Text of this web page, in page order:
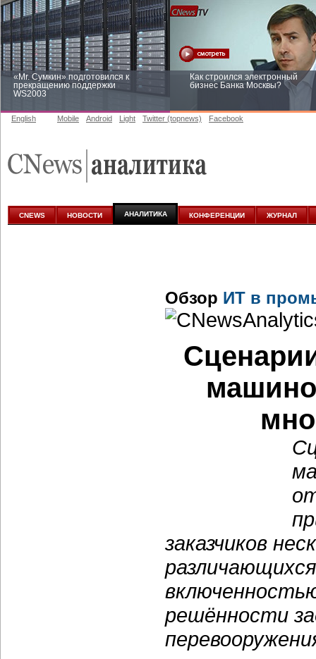
«Mr. Сумкин» подготовился к
прекращению поддержки
WS2003
Как строился электронный
бизнес Банка Москвы?
аналитике
English Mobile Android Light Twitter (topnews) Facebook
CNEWS НОВОСТИ АНАЛИТИКА КОНФЕРЕНЦИИ ЖУРНАЛ
Обзор ИТ в
заказчиков
решённости